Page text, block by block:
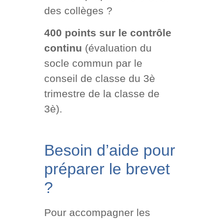
des collèges ?
400 points sur le contrôle
continu (évaluation du
socle commun par le
conseil de classe du 3è
trimestre de la classe de
3è).
Besoin d’aide pour
préparer le brevet
?
Pour accompagner les